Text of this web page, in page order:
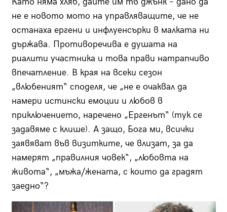
не е новото мото на управляващите, че не
останаха ергени и инфлуенсърки в малката ни
държава. Противоречива е душата на
риалити участника и това прави натрапчиво
впечатление. В края на всеки сезон
„влюбеният“ споделя, че „не е очаквал да
намери истински емоции и любов в
приключението, наречено „Ергенът“ (тук се
задавяме с клише). А защо, Бога ми, всички
заявяват във визитките, че влизат, за да
намерят „правилния човек“, „любовта на
живота“, „мъжа/жената, с които да градят
заедно“?